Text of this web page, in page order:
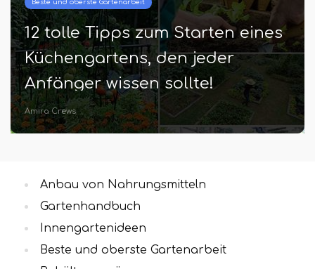
Beste und oberste Gartenarbeit
12 tolle Tipps zum Starten eines
Küchengartens, den jeder
Anfänger wissen sollte!
Amira Crews
Anbau von Nahrungsmitteln
Gartenhandbuch
Innengartenideen
Beste und oberste Gartenarbeit